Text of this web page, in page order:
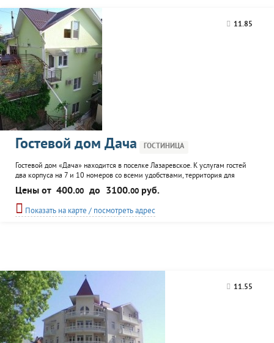
11.85
Гостевой дом Дача ГОСТИНИЦА
Гостевой дом «Дача» находится в поселке Лазаревское. К услугам гостей
два корпуса на 7 и 10 номеров со всеми удобствами, территория для
отдыха с детской площадкой, открытая терраса, 3 летние кухни, мангал и
организация экскурсий.
Цены от 400.00 до 3100.00 руб.
Показать на карте / посмотреть адрес
11.55